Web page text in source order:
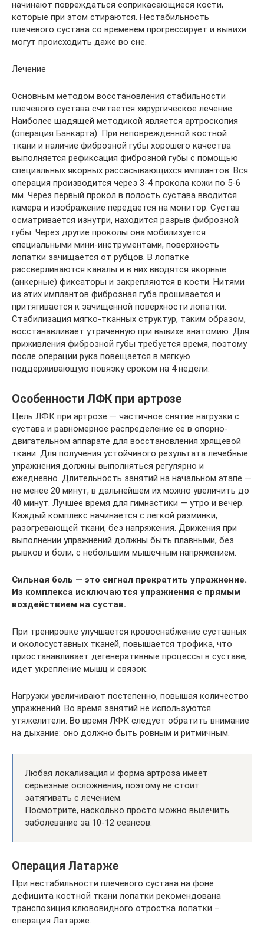
начинают повреждаться соприкасающиеся кости,
которые при этом стираются. Нестабильность
плечевого сустава со временем прогрессирует и вывихи
могут происходить даже во сне.
Лечение
Основным методом восстановления стабильности
плечевого сустава считается хирургическое лечение.
Наиболее щадящей методикой является артроскопия
(операция Банкарта). При неповрежденной костной
ткани и наличие фиброзной губы хорошего качества
выполняется рефиксация фиброзной губы с помощью
специальных якорных рассасывающихся имплантов. Вся
операция производится через 3-4 прокола кожи по 5-6
мм. Через первый прокол в полость сустава вводится
камера и изображение передается на монитор. Сустав
осматривается изнутри, находится разрыв фиброзной
губы. Через другие проколы она мобилизуется
специальными мини-инструментами, поверхность
лопатки зачищается от рубцов. В лопатке
рассверливаются каналы и в них вводятся якорные
(анкерные) фиксаторы и закрепляются в кости. Нитями
из этих имплантов фиброзная губа прошивается и
притягивается к зачищенной поверхности лопатки.
Стабилизация мягко-тканных структур, таким образом,
восстанавливает утраченную при вывихе анатомию. Для
приживления фиброзной губы требуется время, поэтому
после операции рука повещается в мягкую
поддерживающую повязку сроком на 4 недели.
Особенности ЛФК при артрозе
Цель ЛФК при артрозе — частичное снятие нагрузки с
сустава и равномерное распределение ее в опорно-
двигательном аппарате для восстановления хрящевой
ткани. Для получения устойчивого результата лечебные
упражнения должны выполняться регулярно и
ежедневно. Длительность занятий на начальном этапе —
не менее 20 минут, в дальнейшем их можно увеличить до
40 минут. Лучшее время для гимнастики — утро и вечер.
Каждый комплекс начинается с легкой разминки,
разогревающей ткани, без напряжения. Движения при
выполнении упражнений должны быть плавными, без
рывков и боли, с небольшим мышечным напряжением.
Сильная боль — это сигнал прекратить упражнение.
Из комплекса исключаются упражнения с прямым
воздействием на сустав.
При тренировке улучшается кровоснабжение суставных
и околосуставных тканей, повышается трофика, что
приостанавливает дегенеративные процессы в суставе,
идет укрепление мышц и связок.
Нагрузки увеличивают постепенно, повышая количество
упражнений. Во время занятий не используются
утяжелители. Во время ЛФК следует обратить внимание
на дыхание: оно должно быть ровным и ритмичным.
Любая локализация и форма артроза имеет
серьезные осложнения, поэтому не стоит
затягивать с лечением.
Посмотрите, насколько просто можно вылечить
заболевание за 10-12 сеансов.
Операция Латарже
При нестабильности плечевого сустава на фоне
дефицита костной ткани лопатки рекомендована
транспозиция клювовидного отростка лопатки –
операция Латарже.